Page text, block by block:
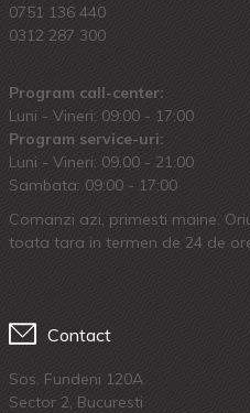
0751 136 440
0312 287 300
Program call-center:
Luni - Vineri: 09:00 - 17:00
Program service-uri:
Luni - Vineri: 09.00 - 21:00
Sambata: 09:00 - 17:00
Comanzi azi, primesti maine.
toata tara in termen de 24 de
Contact
Sos. Fundeni 120A
Sector 2, Bucuresti